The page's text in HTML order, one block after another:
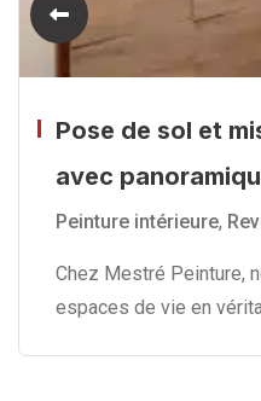
Pose de sol et
avec
Peinture intérieure,
Chez Mestré Peinture,
espaces de vie en